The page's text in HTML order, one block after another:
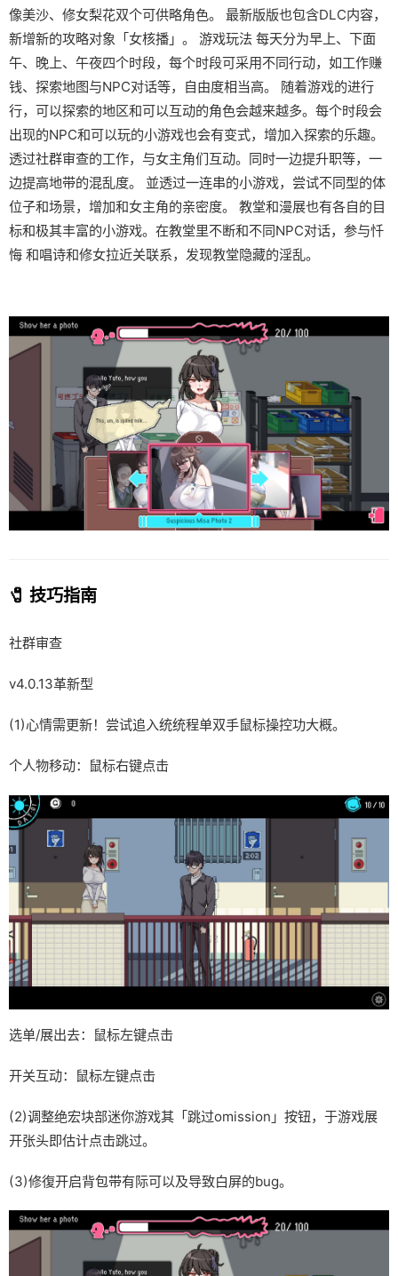
像美沙、修女梨花双个可供略角色。 最新版版也包含DLC内容，
新增新的攻略对象「女核播」。 游戏玩法 每天分为早上、下面
午、晚上、午夜四个时段，每个时段可采用不同行动，如工作赚
钱、探索地图与NPC对话等，自由度相当高。 随着游戏的进行
行，可以探索的地区和可以互动的角色会越来越多。每个时段会
出现的NPC和可以玩的小游戏也会有变式，增加入探索的乐趣。
透过社群审查的工作，与女主角们互动。同时一边提升职等，一
边提高地带的混乱度。 並透过一连串的小游戏，尝试不同型的体
位子和场景，增加和女主角的亲密度。 教堂和漫展也有各自的目
标和极其丰富的小游戏。在教堂里不断和不同NPC对话，参与忏
悔 和唱诗和修女拉近关联系，发现教堂隐藏的淫乱。
🧷 技巧指南
社群审查
v4.0.13革新型
(1)心情需更新！尝试追入统统程单双手鼠标操控功大概。
个人物移动：鼠标右键点击
选单/展出去：鼠标左键点击
开关互动：鼠标左键点击
(2)调整绝宏块部迷你游戏其「跳过omission」按钮，于游戏展
开张头即估计点击跳过。
(3)修復开启背包带有际可以及导致白屏的bug。